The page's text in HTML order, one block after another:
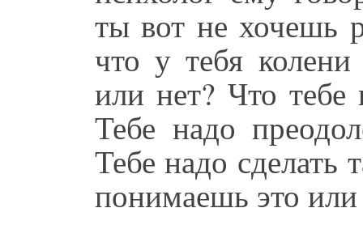
ты вот не хочешь
что у тебя
или нет? Что тебе
Тебе надо
Тебе надо
понимаешь это или